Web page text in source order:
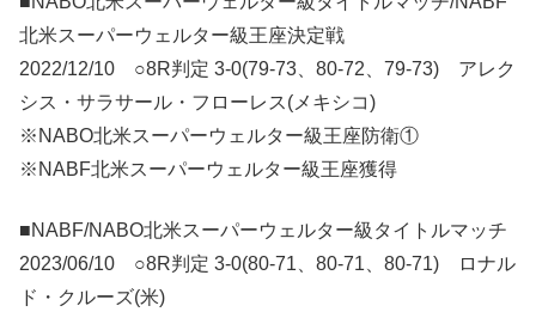
北米スーパーウェルター級王座決定戦
2022/12/10 ○8R判定 3-0(79-73、80-72、79-73) アレク
シス・サラサール・フローレス(メキシコ)
※NABO北米スーパーウェルター級王座防衛①
※NABF北米スーパーウェルター級王座獲得
■NABF/NABO北米スーパーウェルター級タイトルマッチ
2023/06/10 ○8R判定 3-0(80-71、80-71、80-71) ロナル
ド・クルーズ(米)